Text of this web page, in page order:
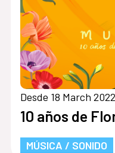
Desde 18 March
10 años de
MÚSICA / SONIDO